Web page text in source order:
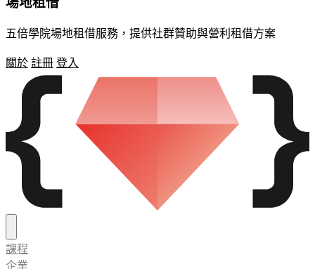
五倍學院場地租借服務，提供社群贊助與營利租借方案
關於 註冊 登入
課程
企業